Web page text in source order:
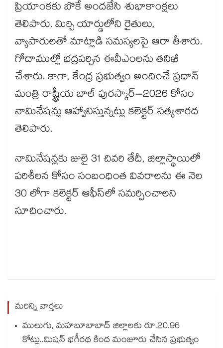
ప్రియాంకకు బొకే అందజేసి శుభాకాంక్షలు
తెలిపారు. మిర్చి యార్డులోని రైతులు,
వ్యాపారులతో మాట్లాడి సమస్యలపై ఆరా తీశారు.
గోదాముల్లో భద్రపర్చిన ఈవీఎంలను తనిఖీ
చేశారు. కాగా, కేంద్ర ప్రభుత్వం అందించే ప్రధాన్​
మంత్రి రాష్ట్రీయ బాల్​ పురస్కార్​–2026 కోసం
నామినేషన్లు ఆహ్వానిస్తున్నట్లు కలెక్టర్​ సత్యశారద
తెలిపారు.
నామినేషన్లకు జులై 31 చివరి తేదీ, జిల్లాస్థాయిలో
పరిశీలన కోసం సంబంధింత వివరాలను ఈ నెల
30 లోగా కలెక్టర్​ ఆఫీస్​లో సమర్పించాలని
సూచించారు.
మరిన్ని వార్తలు
ములుగు, మహబూబాబాద్ జిల్లాలకు రూ.20.96
కోట్లు..మిషన్ భగీరథ కింద మంజూరు చేసిన ప్రభుత్వం